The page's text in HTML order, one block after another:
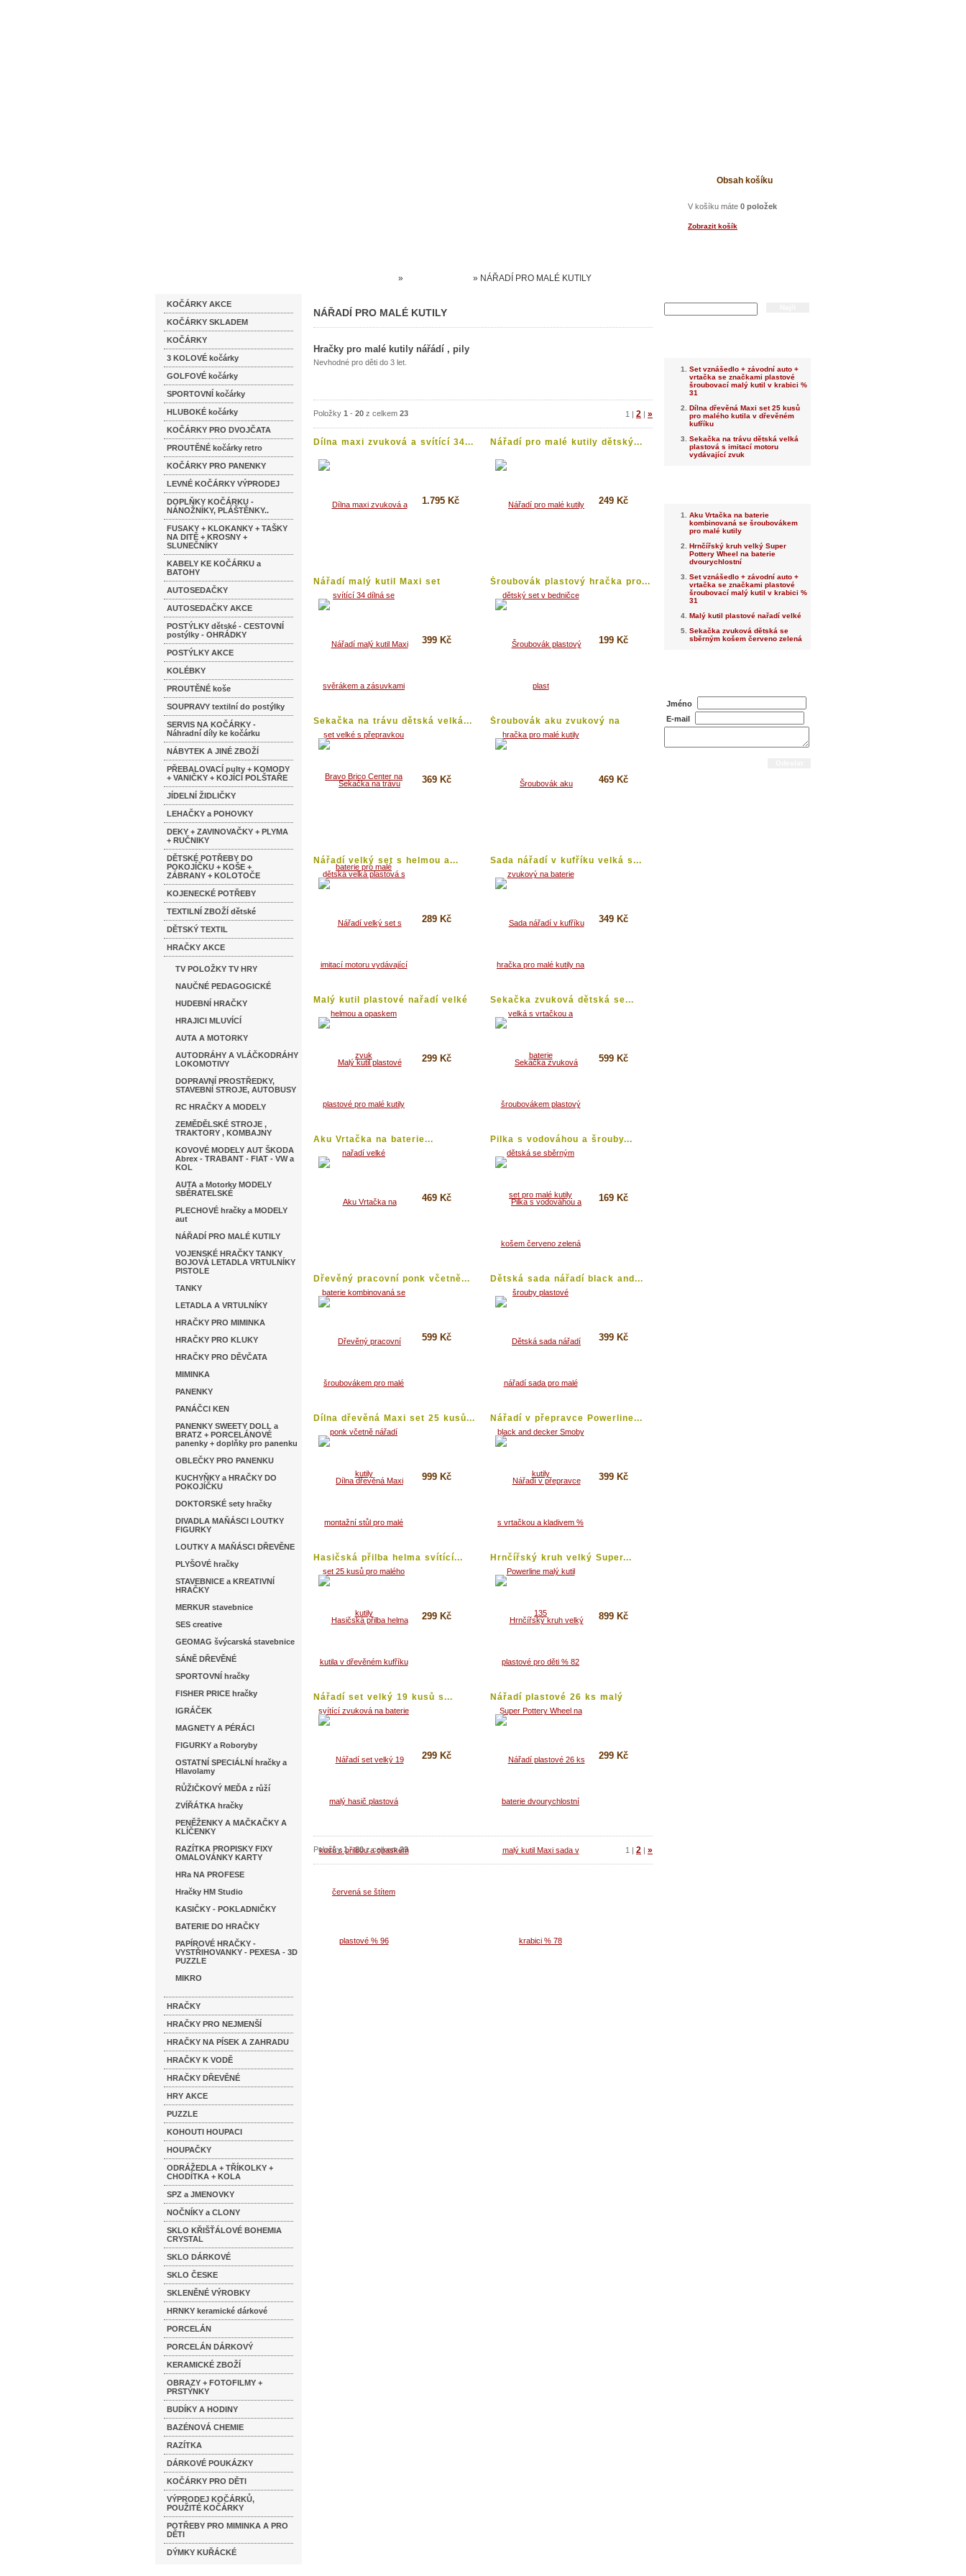
Obsah košíku
V košíku máte 0 položek
Zobrazit košík
KOČÁRKY AKCE
KOČÁRKY SKLADEM
KOČÁRKY
3 KOLOVÉ kočárky
GOLFOVÉ kočárky
SPORTOVNÍ kočárky
HLUBOKÉ kočárky
KOČÁRKY PRO DVOJČATA
PROUTĚNÉ kočárky retro
KOČÁRKY PRO PANENKY
LEVNÉ KOČÁRKY VÝPRODEJ
DOPLŇKY KOČÁRKU -
NÁNOŽNÍKY, PLÁŠTĚNKY..
FUSAKY + KLOKANKY + TAŠKY
NA DITĚ + KROSNY +
SLUNEČNÍKY
KABELY KE KOČÁRKU a
BATOHY
AUTOSEDAČKY
AUTOSEDAČKY AKCE
POSTÝLKY dětské - CESTOVNÍ
postýlky - OHRÁDKY
POSTÝLKY AKCE
KOLÉBKY
PROUTĚNÉ koše
SOUPRAVY textilní do postýlky
SERVIS NA KOČÁRKY -
Náhradní díly ke kočárku
NÁBYTEK A JINÉ ZBOŽÍ
PŘEBALOVACÍ pulty + KOMODY
+ VANIČKY + KOJÍCÍ POLŠTAŘE
JÍDELNÍ ŽIDLIČKY
LEHAČKY a POHOVKY
DEKY + ZAVINOVAČKY + PLYMA
+ RUČNIKY
DĚTSKÉ POTŘEBY DO
POKOJÍČKU + KOŠE +
ZÁBRANY + KOLOTOČE
KOJENECKÉ POTŘEBY
TEXTILNÍ ZBOŽÍ dětské
DĚTSKÝ TEXTIL
HRAČKY AKCE
TV POLOŽKY TV HRY
NAUČNÉ PEDAGOGICKÉ
HUDEBNÍ HRAČKY
HRAJICI MLUVÍCÍ
AUTA A MOTORKY
AUTODRÁHY A VLÁČKODRÁHY
LOKOMOTIVY
DOPRAVNÍ PROSTŘEDKY,
STAVEBNÍ STROJE, AUTOBUSY
RC HRAČKY A MODELY
ZEMĚDĚLSKÉ STROJE ,
TRAKTORY , KOMBAJNY
KOVOVÉ MODELY AUT ŠKODA
Abrex - TRABANT - FIAT - VW a
KOL
AUTA a Motorky MODELY
SBĚRATELSKÉ
PLECHOVÉ hračky a MODELY
aut
NÁŘADÍ PRO MALÉ KUTILY
VOJENSKÉ HRAČKY TANKY
BOJOVÁ LETADLA VRTULNÍKY
PISTOLE
TANKY
LETADLA A VRTULNÍKY
HRAČKY PRO MIMINKA
HRAČKY PRO KLUKY
HRAČKY PRO DĚVČATA
MIMINKA
PANENKY
PANÁČCI KEN
PANENKY SWEETY DOLL a
BRATZ + PORCELÁNOVÉ
panenky + doplňky pro panenku
OBLEČKY PRO PANENKU
KUCHYŇKY a HRAČKY DO
POKOJÍČKU
DOKTORSKÉ sety hračky
DIVADLA MAŇÁSCI LOUTKY
FIGURKY
LOUTKY A MAŇÁSCI DŘEVĚNE
PLYŠOVÉ hračky
STAVEBNICE a KREATIVNÍ
HRAČKY
MERKUR stavebnice
SES creative
GEOMAG švýcarská stavebnice
SÁNĚ DŘEVĚNÉ
SPORTOVNÍ hračky
FISHER PRICE hračky
IGRÁČEK
MAGNETY A PÉRÁCI
FIGURKY a Roboryby
OSTATNÍ SPECIÁLNÍ hračky a
Hlavolamy
RŮŽIČKOVÝ MEĎA z růží
ZVÍŘÁTKA hračky
PENĚŽENKY A MAČKAČKY A
KLÍČENKY
RAZÍTKA PROPISKY FIXY
OMALOVÁNKY KARTY
HRa NA PROFESE
Hračky HM Studio
KASIČKY - POKLADNIČKY
BATERIE DO HRAČKY
PAPÍROVÉ HRAČKY -
VYSTŘIHOVANKY - PEXESA - 3D
PUZZLE
MIKRO
HRAČKY
HRAČKY PRO NEJMENŠÍ
HRAČKY NA PÍSEK A ZAHRADU
HRAČKY K VODĚ
HRAČKY DŘEVĚNÉ
HRY AKCE
PUZZLE
KOHOUTI HOUPACI
HOUPAČKY
ODRÁŽEDLA + TŘÍKOLKY +
CHODÍTKA + KOLA
SPZ a JMENOVKY
NOČNÍKY a CLONY
SKLO KŘIŠŤÁLOVÉ BOHEMIA
CRYSTAL
SKLO DÁRKOVÉ
SKLO ČESKE
SKLENĚNÉ VÝROBKY
HRNKY keramické dárkové
PORCELÁN
PORCELÁN DÁRKOVÝ
KERAMICKÉ ZBOŽÍ
OBRAZY + FOTOFILMY +
PRSTÝNKY
BUDÍKY A HODINY
BAZÉNOVÁ CHEMIE
RAZÍTKA
DÁRKOVÉ POUKÁZKY
KOČÁRKY PRO DĚTI
VÝPRODEJ KOČÁRKŮ,
POUŽITÉ KOČÁRKY
POTŘEBY PRO MIMINKA A PRO
DĚTI
DÝMKY KUŘÁCKÉ
» » NÁŘADÍ PRO MALÉ KUTILY
NÁŘADÍ PRO MALÉ KUTILY
Hračky pro malé kutily nářádí , pily
Nevhodné pro děti do 3 let.
Položky 1 - 20 z celkem 23 1 | 2 | »
Dílna maxi zvuková a svítící 34...
1.795 Kč
Nářadí pro malé kutily dětský...
249 Kč
Nářadí malý kutil Maxi set
velké...
399 Kč
Šroubovák plastový hračka pro...
199 Kč
Sekačka na trávu dětská velká...
369 Kč
Šroubovák aku zvukový na
baterie...
469 Kč
Nářadí velký set s helmou a...
289 Kč
Sada nářadí v kufříku velká s...
349 Kč
Malý kutil plastové nařadí velké
299 Kč
Sekačka zvuková dětská se...
599 Kč
Aku Vrtačka na baterie...
469 Kč
Pilka s vodováhou a šrouby...
169 Kč
Dřevěný pracovní ponk včetně...
599 Kč
Dětská sada nářadí black and...
399 Kč
Dílna dřevěná Maxi set 25 kusů...
999 Kč
Nářadí v přepravce Powerline...
399 Kč
Hasičská přilba helma svítící...
299 Kč
Hrnčířský kruh velký Super...
899 Kč
Nářadí set velký 19 kusů s...
299 Kč
Nářadí plastové 26 ks malý
kutil...
299 Kč
Položky1-20z celkem23 1 | 2 | »
Set vznášedlo + závodní auto +
vrtačka se značkami plastové
šroubovací malý kutil v krabici %
31
Dílna dřevěná Maxi set 25 kusů
pro malého kutila v dřevěném
kufříku
Sekačka na trávu dětská velká
plastová s imitací motoru
vydávající zvuk
Aku Vrtačka na baterie
kombinovaná se šroubovákem
pro malé kutily
Hrnčířský kruh velký Super
Pottery Wheel na baterie
dvourychlostní
Set vznášedlo + závodní auto +
vrtačka se značkami plastové
šroubovací malý kutil v krabici %
31
Malý kutil plastové nařadí velké
Sekačka zvuková dětská se
sběrným košem červeno zelená
Jméno
E-mail